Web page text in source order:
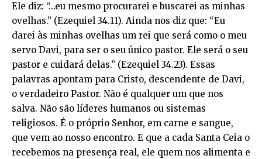
Ele diz: “…eu mesmo procurarei e buscarei as minhas
ovelhas.” (Ezequiel 34.11). Ainda nos diz que: “Eu
darei às minhas ovelhas um rei que será como o meu
servo Davi, para ser o seu único pastor. Ele será o seu
pastor e cuidará delas.” (Ezequiel 34.23). Essas
palavras apontam para Cristo, descendente de Davi,
o verdadeiro Pastor. Não é qualquer um que nos
salva. Não são líderes humanos ou sistemas
religiosos. É o próprio Senhor, em carne e sangue,
que vem ao nosso encontro. E que a cada Santa Ceia o
recebemos na presença real, ele quem nos alimenta e